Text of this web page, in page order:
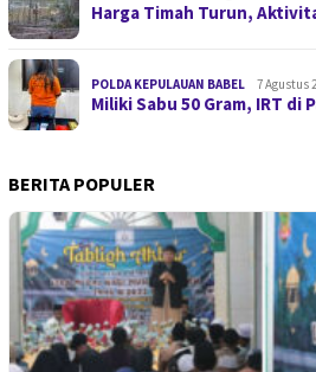
Harga Timah Turun,
POLDA KEPULAUAN BABEL 7 Agustus
Miliki Sabu 50 Gram, IRT di
BERITA POPULER